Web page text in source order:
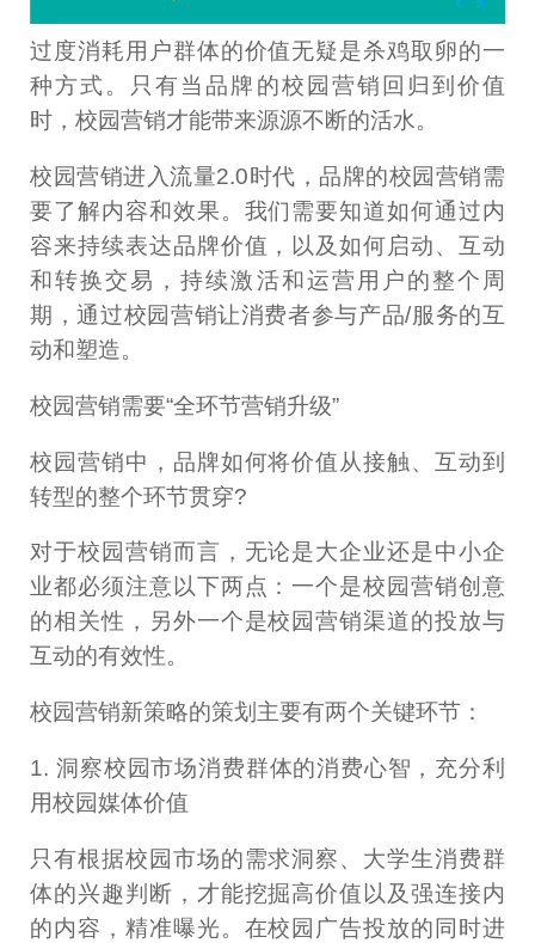
过度消耗用户群体的价值无疑是杀鸡取卵的一
种方式。只有当品牌的校园营销回归到价值
时，校园营销才能带来源源不断的活水。
校园营销进入流量2.0时代，品牌的校园营销需
要了解内容和效果。我们需要知道如何通过内
容来持续表达品牌价值，以及如何启动、互动
和转换交易，持续激活和运营用户的整个周
期，通过校园营销让消费者参与产品/服务的互
动和塑造。
校园营销需要“全环节营销升级”
校园营销中，品牌如何将价值从接触、互动到
转型的整个环节贯穿?
对于校园营销而言，无论是大企业还是中小企
业都必须注意以下两点：一个是校园营销创意
的相关性，另外一个是校园营销渠道的投放与
互动的有效性。
校园营销新策略的策划主要有两个关键环节：
1. 洞察校园市场消费群体的消费心智，充分利
用校园媒体价值
只有根据校园市场的需求洞察、大学生消费群
体的兴趣判断，才能挖掘高价值以及强连接内
的内容，精准曝光。在校园广告投放的同时进